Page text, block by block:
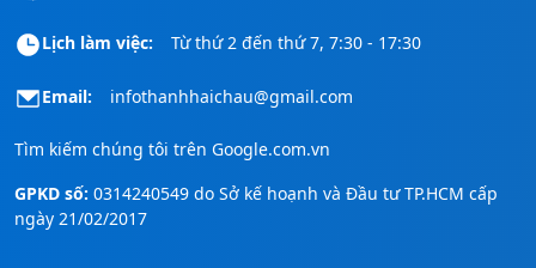
Lịch làm việc: Từ thứ 2 đến thứ 7, 7:30 - 17:30
Email: infothanhhaichau@gmail.com
Tìm kiếm chúng tôi trên Google.com.vn
GPKD số: 0314240549 do Sở kế hoạnh và Đầu tư TP.HCM cấp
ngày 21/02/2017